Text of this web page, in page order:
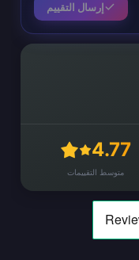
إرسال التقييم
4.77
متوسط التقييمات